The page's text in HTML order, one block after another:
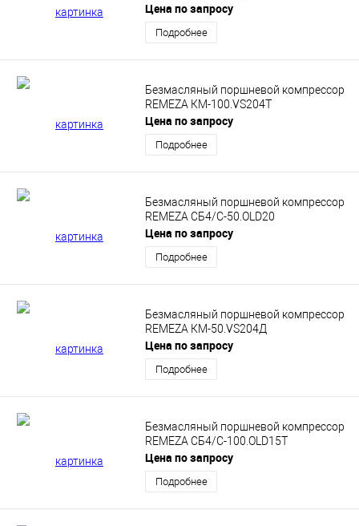
Цена по запросу
Подробнее
Безмасляный поршневой компрессор
REMEZA КМ-100.VS204Т
Цена по запросу
Подробнее
Безмасляный поршневой компрессор
REMEZA СБ4/С-50.OLD20
Цена по запросу
Подробнее
Безмасляный поршневой компрессор
REMEZA КМ-50.VS204Д
Цена по запросу
Подробнее
Безмасляный поршневой компрессор
REMEZA СБ4/С-100.OLD15T
Цена по запросу
Подробнее